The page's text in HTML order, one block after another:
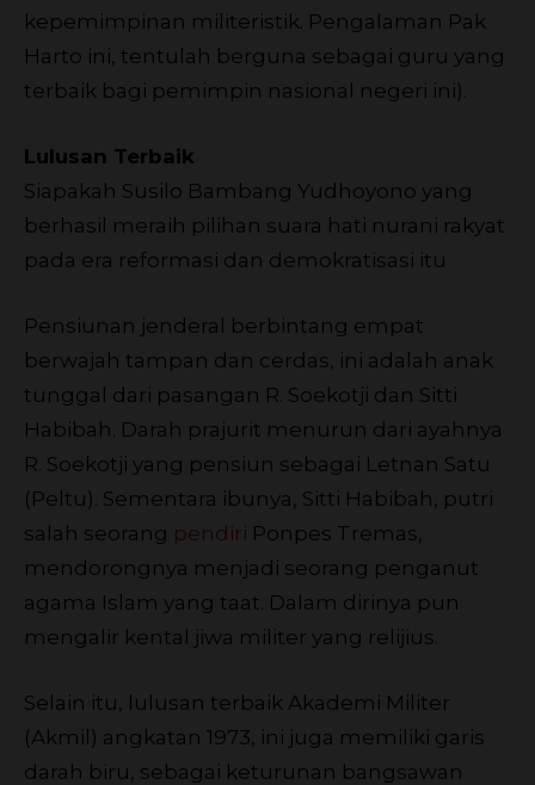
kepemimpinan militeristik. Pengalaman Pak
Harto ini, tentulah berguna sebagai guru yang
terbaik bagi pemimpin nasional negeri ini).
Lulusan Terbaik
Siapakah Susilo Bambang Yudhoyono yang
berhasil meraih pilihan suara hati nurani rakyat
pada era reformasi dan demokratisasi itu
Pensiunan jenderal berbintang empat
berwajah tampan dan cerdas, ini adalah anak
tunggal dari pasangan R. Soekotji dan Sitti
Habibah. Darah prajurit menurun dari ayahnya
R. Soekotji yang pensiun sebagai Letnan Satu
(Peltu). Sementara ibunya, Sitti Habibah, putri
salah seorang pendiri Ponpes Tremas,
mendorongnya menjadi seorang penganut
agama Islam yang taat. Dalam dirinya pun
mengalir kental jiwa militer yang relijius.
Selain itu, lulusan terbaik Akademi Militer
(Akmil) angkatan 1973, ini juga memiliki garis
darah biru, sebagai keturunan bangsawan